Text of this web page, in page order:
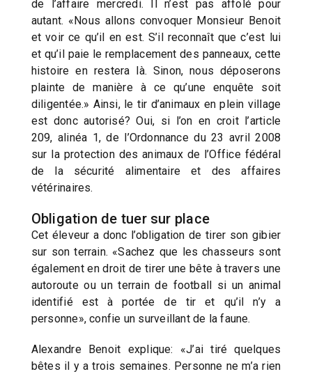
de l’affaire mercredi. Il n’est pas affolé pour
autant. «Nous allons convoquer Monsieur Benoit
et voir ce qu’il en est. S’il reconnaît que c’est lui
et qu’il paie le remplacement des panneaux, cette
histoire en restera là. Sinon, nous déposerons
plainte de manière à ce qu’une enquête soit
diligentée.» Ainsi, le tir d’animaux en plein village
est donc autorisé? Oui, si l’on en croit l’article
209, alinéa 1, de l’Ordonnance du 23 avril 2008
sur la protection des animaux de l’Office fédéral
de la sécurité alimentaire et des affaires
vétérinaires.
Obligation de tuer sur place
Cet éleveur a donc l’obligation de tirer son gibier
sur son terrain. «Sachez que les chasseurs sont
également en droit de tirer une bête à travers une
autoroute ou un terrain de football si un animal
identifié est à portée de tir et qu’il n’y a
personne», confie un surveillant de la faune.
Alexandre Benoit explique: «J’ai tiré quelques
bêtes il y a trois semaines. Personne ne m’a rien